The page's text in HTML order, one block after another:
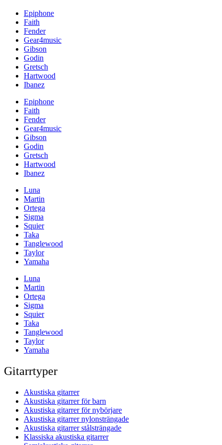
Epiphone
Faith
Fender
Gear4music
Gibson
Godin
Gretsch
Hartwood
Ibanez
Epiphone
Faith
Fender
Gear4music
Gibson
Godin
Gretsch
Hartwood
Ibanez
Luna
Martin
Ortega
Sigma
Squier
Taka
Tanglewood
Taylor
Yamaha
Luna
Martin
Ortega
Sigma
Squier
Taka
Tanglewood
Taylor
Yamaha
Gitarrtyper
Akustiska gitarrer
Akustiska gitarrer för barn
Akustiska gitarrer för nybörjare
Akustiska gitarrer nylonsträngade
Akustiska gitarrer stålsträngade
Klassiska akustiska gitarrer